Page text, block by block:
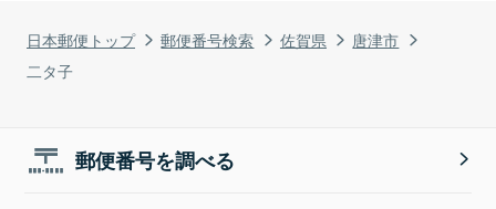
日本郵便トップ 郵便番号検索 佐賀県
唐津市
二タ子
郵便番号を調べる